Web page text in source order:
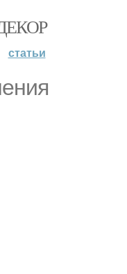
статьи